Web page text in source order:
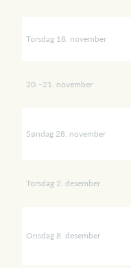
Torsdag 18. november
20.–21. november
Søndag 28. november
Torsdag 2. desember
Onsdag 8. desember